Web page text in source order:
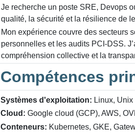
Je recherche un poste SRE, Devops
qualité, la sécurité et la résilience de
Mon expérience couvre des secteurs
personnelles et les audits PCI-DSS.
compréhension collective et la
Compétences
Systèmes d'exploitation: Linux, Unix
Cloud: Google cloud (GCP), AWS,
Conteneurs: Kubernetes, GKE,